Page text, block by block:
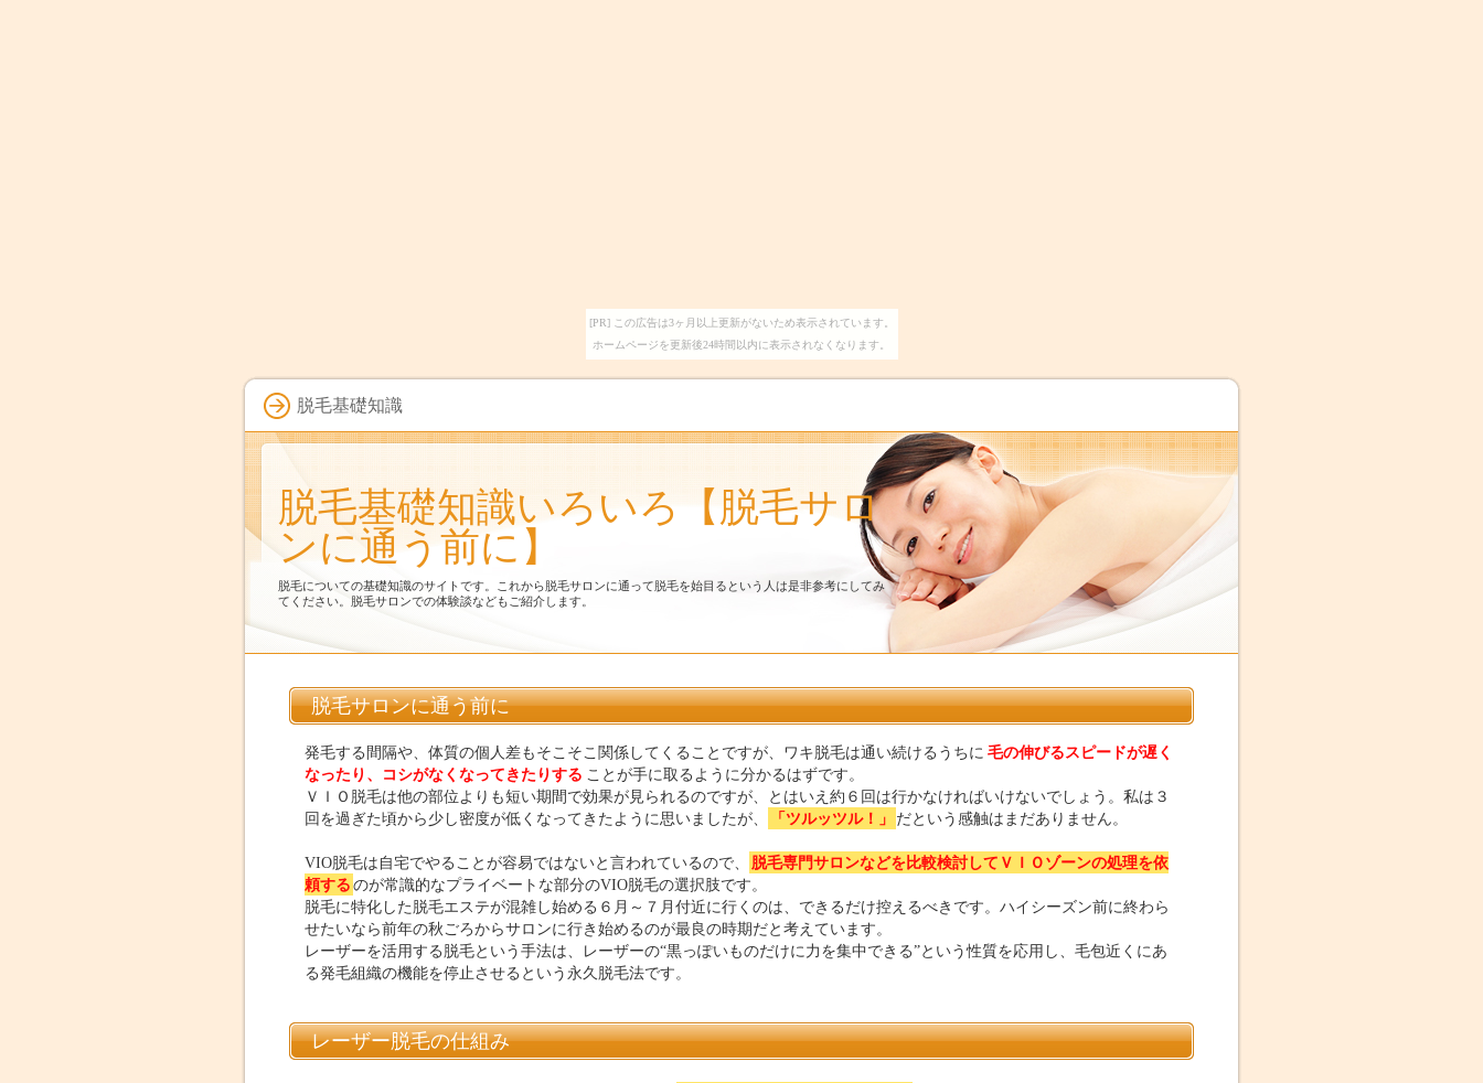
[PR] この広告は3ヶ月以上更新がないため表示されています。
ホームページを更新後24時間以内に表示されなくなります。
脱毛基礎知識
脱毛基礎知識いろいろ【脱毛サロ
ンに通う前に】
脱毛についての基礎知識のサイトです。これから脱毛サロンに通って脱毛を始目るという人は是非参考にしてみ
てください。脱毛サロンでの体験談などもご紹介します。
脱毛サロンに通う前に
発毛する間隔や、体質の個人差もそこそこ関係してくることですが、ワキ脱毛は通い続けるうちに 毛の伸びるスピードが遅く
なったり、コシがなくなってきたりする ことが手に取るように分かるはずです。
ＶＩＯ脱毛は他の部位よりも短い期間で効果が見られるのですが、とはいえ約６回は行かなければいけないでしょう。私は３
回を過ぎた頃から少し密度が低くなってきたように思いましたが、
「ツルッツル！」 だという感触はまだありません。
VIO脱毛は自宅でやることが容易ではないと言われているので、
脱毛専門サロンなどを比較検討してＶＩＯゾーンの処理を依
頼するのが常識的なプライベートな部分のVIO脱毛の選択肢です。
脱毛に特化した脱毛エステが混雑し始める６月～７月付近に行くのは、できるだけ控えるべきです。ハイシーズン前に終わら
せたいなら前年の秋ごろからサロンに行き始めるのが最良の時期だと考えています。
レーザーを活用する脱毛という手法は、レーザーの“黒っぽいものだけに力を集中できる”という性質を応用し、毛包近くにあ
る発毛組織の機能を停止させるという永久脱毛法です。
レーザー脱毛の仕組み